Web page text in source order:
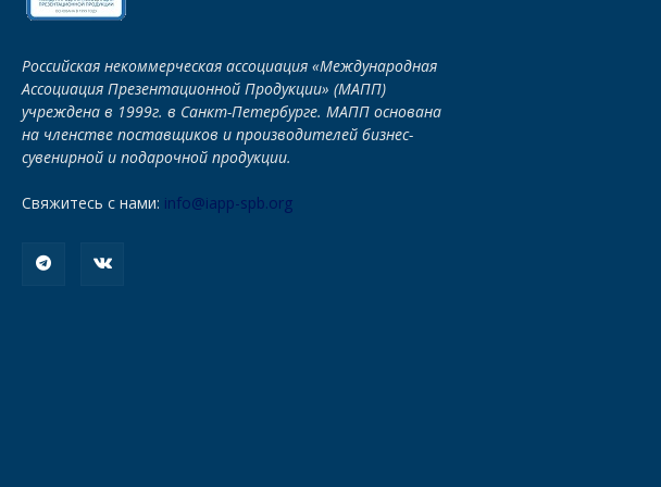
Российская некоммерческая ассоциация «Международная
Ассоциация Презентационной Продукции» (МАПП)
учреждена в 1999г. в Санкт-Петербурге. МАПП основана
на членстве поставщиков и производителей бизнес-
сувенирной и подарочной продукции.
Свяжитесь с нами: info@iapp-spb.org